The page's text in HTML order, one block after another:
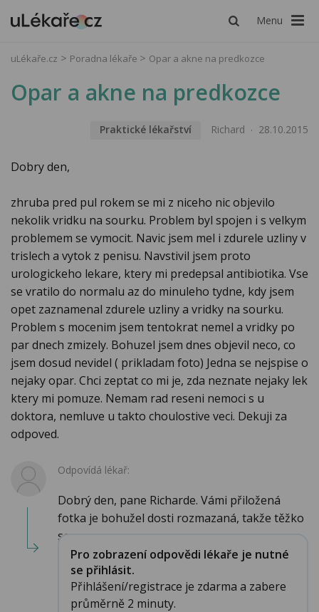
Menu
uLékaře.cz Poradna lékaře Opar a akne na predkozce
Opar a akne na predkozce
Praktické lékařství Richard 28.10.2015
Dobry den,
zhruba pred pul rokem se mi z niceho nic objevilo
nekolik vridku na sourku. Problem byl spojen i s velkym
problemem se vymocit. Navic jsem mel i zdurele uzliny v
trislech a vytok z penisu. Navstivil jsem proto
urologickeho lekare, ktery mi predepsal antibiotika. Vse
se vratilo do normalu az do minuleho tydne, kdy jsem
opet zaznamenal zdurele uzliny a vridky na sourku.
Problem s mocenim jsem tentokrat nemel a vridky po
par dnech zmizely. Bohuzel jsem dnes objevil neco, co
jsem dosud nevidel ( prikladam foto) Jedna se nejspise o
nejaky opar. Chci zeptat co mi je, zda neznate nejaky lek
ktery mi pomuze. Nemam rad reseni nemoci s u
doktora, nemluve u takto choulostive veci. Dekuji za
odpoved.
Odpovídá lékař:
Dobrý den, pane Richarde. Vámi přiložená
fotka je bohužel dosti rozmazaná, takže těžko
sou...
Pro zobrazení odpovědi lékaře je nutné
se přihlásit.
Přihlášení/registrace je zdarma a zabere
průměrně 2 minuty.